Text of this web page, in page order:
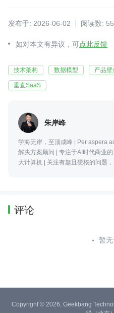
发布于: 2026-06-02 阅读数: 55
如对本文有异议，可点此反馈
技术架构 数据模型 产品壁
垂直SaaS
朱岸峰
学海无岸，至顶成峰 | Per aspera
解决方案顾问 | 专注于AI时代商业
大计算机 | 关注有趣且硬核的问题
评论
暂
Copyright © 2026, Geekbang